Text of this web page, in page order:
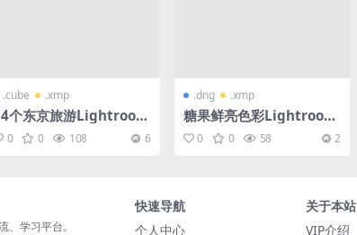
.cube .xmp
个东京旅游Lightroom
设+luts
0 0 108 6
.dng .xmp
糖果鲜亮色彩Lightroom
调色预设
0 0 58 2
学习平台。
快速导航
个人中心
关于本站
VIP介绍